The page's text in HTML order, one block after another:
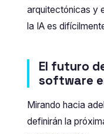
arquitectónicas y
la IA es
El futuro
software
Mirando hacia
definirán la